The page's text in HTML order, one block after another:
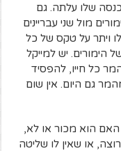
שלו עלתה. גם
מול שני עבריינים
ויתר על טקס של כל
הימורים. יש למייקל
כל חייו, להפסיד
גם היום. אין שום
הוא מכור או לא,
או שאין לו שליטה